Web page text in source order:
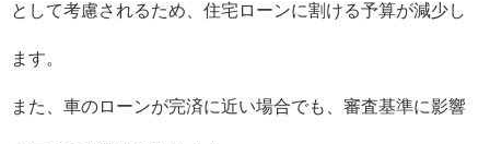
として考慮されるため、住宅ローンに割ける予算が減少し
ます。
また、車のローンが完済に近い場合でも、審査基準に影響